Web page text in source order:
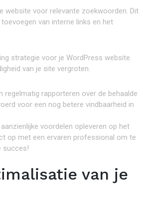
website voor relevante zoekwoorden. Dit
van interne links en het
strategie voor je WordPress website.
van je site vergroten.
rapporteren over de behaalde
voor een nog betere vindbaarheid in
voordelen opleveren op het
op met een ervaren professional om te
succes!
van je